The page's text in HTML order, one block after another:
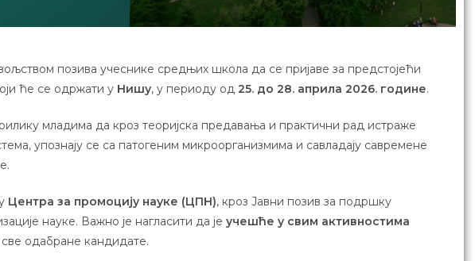
позива учеснике средњих школа да се пријаве за предстојећи
ће се одржати у Нишу, у периоду од 25. до 28. априла 2026. године.
младима да кроз теоријска предавања и практични рад истраже
упознају се са патогеним микроорганизмима и савладају савремене
Центра за промоцију науке (ЦПН), кроз Јавни позив за подршку
науке. Важно је нагласити да је учешће у свим активностима
све одабране кандидате.